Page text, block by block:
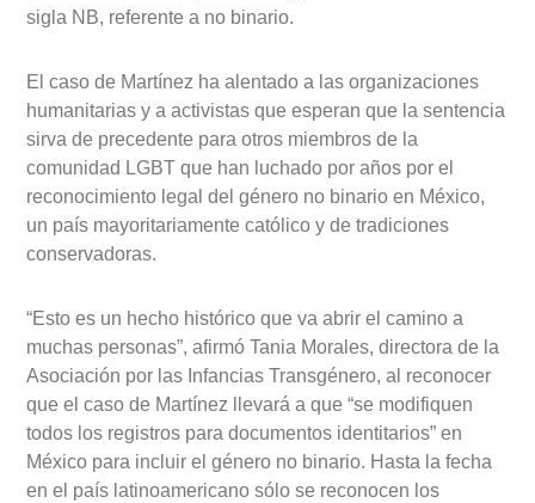
sigla NB, referente a no binario.
El caso de Martínez ha alentado a las organizaciones
humanitarias y a activistas que esperan que la sentencia
sirva de precedente para otros miembros de la
comunidad LGBT que han luchado por años por el
reconocimiento legal del género no binario en México,
un país mayoritariamente católico y de tradiciones
conservadoras.
“Esto es un hecho histórico que va abrir el camino a
muchas personas”, afirmó Tania Morales, directora de la
Asociación por las Infancias Transgénero, al reconocer
que el caso de Martínez llevará a que “se modifiquen
todos los registros para documentos identitarios” en
México para incluir el género no binario. Hasta la fecha
en el país latinoamericano sólo se reconocen los